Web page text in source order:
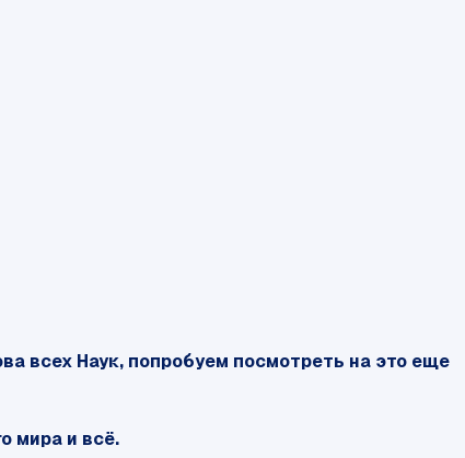
всех Наук, попробуем посмотреть на это еще
мира и всё.